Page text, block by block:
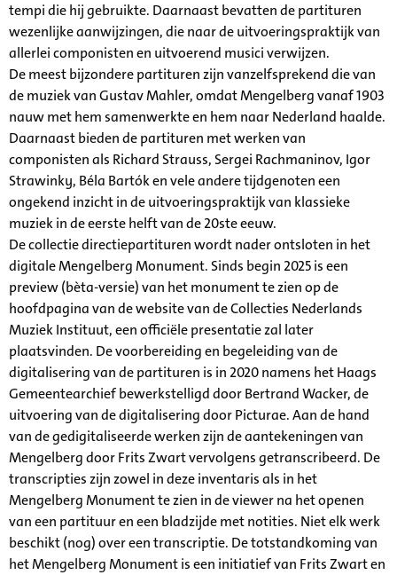
tempi die hij gebruikte. Daarnaast bevatten de partituren
wezenlijke aanwijzingen, die naar de uitvoeringspraktijk van
allerlei componisten en uitvoerend musici verwijzen.
De meest bijzondere partituren zijn vanzelfsprekend die van
de muziek van Gustav Mahler, omdat Mengelberg vanaf 1903
nauw met hem samenwerkte en hem naar Nederland haalde.
Daarnaast bieden de partituren met werken van
componisten als Richard Strauss, Sergei Rachmaninov, Igor
Strawinky, Béla Bartók en vele andere tijdgenoten een
ongekend inzicht in de uitvoeringspraktijk van klassieke
muziek in de eerste helft van de 20ste eeuw.
De collectie directiepartituren wordt nader ontsloten in het
digitale Mengelberg Monument. Sinds begin 2025 is een
preview (bèta-versie) van het monument te zien op de
hoofdpagina van de website van de Collecties Nederlands
Muziek Instituut, een officiële presentatie zal later
plaatsvinden. De voorbereiding en begeleiding van de
digitalisering van de partituren is in 2020 namens het Haags
Gemeentearchief bewerkstelligd door Bertrand Wacker, de
uitvoering van de digitalisering door Picturae. Aan de hand
van de gedigitaliseerde werken zijn de aantekeningen van
Mengelberg door Frits Zwart vervolgens getranscribeerd. De
transcripties zijn zowel in deze inventaris als in het
Mengelberg Monument te zien in de viewer na het openen
van een partituur en een bladzijde met notities. Niet elk werk
beschikt (nog) over een transcriptie. De totstandkoming van
het Mengelberg Monument is een initiatief van Frits Zwart en